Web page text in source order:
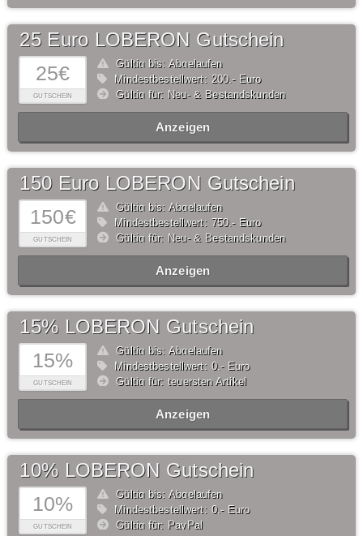
25€
GUTSCHEIN
25 Euro LOBERON Gutschein
Gültig bis: Abgelaufen
Mindestbestellwert: 200,- Euro
Gültig für: Neu- & Bestandskunden
Anzeigen
150€
GUTSCHEIN
150 Euro LOBERON Gutschein
Gültig bis: Abgelaufen
Mindestbestellwert: 750,- Euro
Gültig für: Neu- & Bestandskunden
Anzeigen
15%
GUTSCHEIN
15% LOBERON Gutschein
Gültig bis: Abgelaufen
Mindestbestellwert: 0,- Euro
Gültig für: teuersten Artikel
Anzeigen
10%
GUTSCHEIN
10% LOBERON Gutschein
Gültig bis: Abgelaufen
Mindestbestellwert: 0,- Euro
Gültig für: PayPal